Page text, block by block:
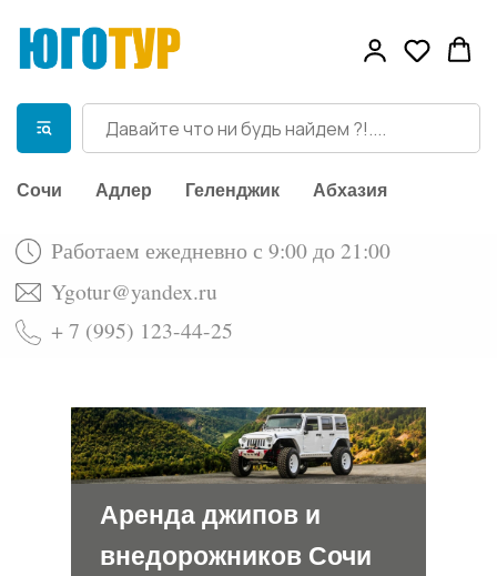
Сочи Адлер Геленджик Абхазия
Работаем ежедневно с 9:00 до 21:00
Аренда джипов и
внедорожников Сочи